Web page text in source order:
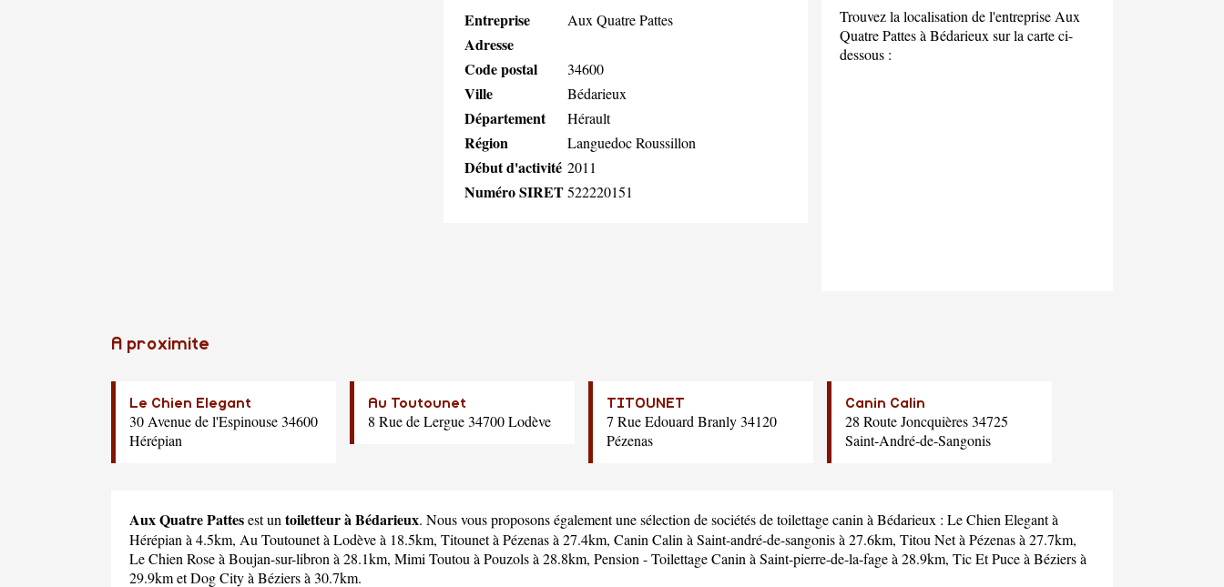
Entreprise Aux Quatre Pattes
Adresse
Code postal
34600
Ville Bédarieux
Département Hérault
Région Languedoc Roussillon
Début d'activité 2011
Numéro SIRET522220151
Trouvez la localisation de l'entreprise Aux
Quatre Pattes à Bédarieux sur la carte ci-
dessous :
A proximite
Le Chien Elegant
30 Avenue de l'Espinouse 34600
Hérépian
Au Toutounet
8 Rue de Lergue 34700 Lodève
TITOUNET
7 Rue Edouard Branly 34120
Pézenas
Canin Calin
28 Route Joncquières 34725
Saint-André-de-Sangonis
Aux Quatre Pattesest untoiletteur à Bédarieux. Nous vous proposons également une sélection de sociétés de toilettage canin à Bédarieux : Le Chien Elegantà
Hérépian à 4.5km, Au Toutounetà Lodève à 18.5km, Titounetà Pézenas à 27.4km, Canin Calinà Saint-andré-de-sangonis à 27.6km, Titou Netà Pézenas à 27.7km,
Le Chien Roseà Boujan-sur-libron à 28.1km, Mimi Toutouà Pouzols à 28.8km, Pension - Toilettage Caninà Saint-pierre-de-la-fage à 28.9km, Tic Et Puceà Béziers à
29.9km etDog Cityà Béziers à 30.7km.